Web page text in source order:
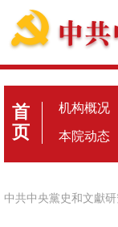
首
页
机构概况
本院动态
中共中央黨史和文獻